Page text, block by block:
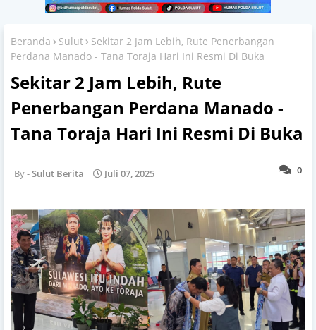
Beranda Sulut
Sekitar 2 Jam Lebih, Rute Penerbangan
Perdana Manado - Tana Toraja Hari Ini Resmi Di Buka
Sekitar 2 Jam Lebih, Rute
Penerbangan Perdana Manado -
Tana Toraja Hari Ini Resmi Di Buka
0
Sulut Berita Juli 07, 2025